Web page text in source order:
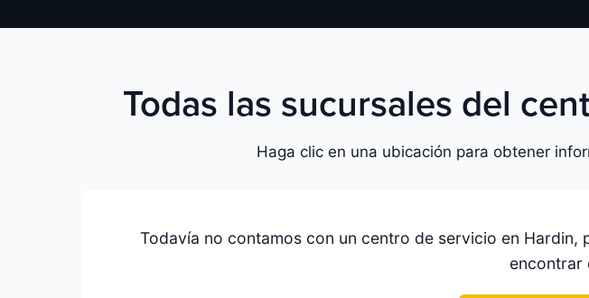
Todas las sucursales del
Haga clic en una ubicación para obtener
Todavía no contamos con un centro de servicio en
encontrar